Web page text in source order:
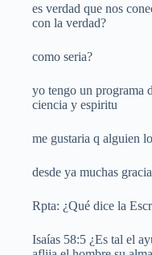
es verdad que nos
con la verdad?
como seria?
yo tengo un programa
ciencia y espiritu
me gustaria q alguien
desde ya muchas
Rpta: ¿Qué dice la
Isaías 58:5 ¿Es tal el